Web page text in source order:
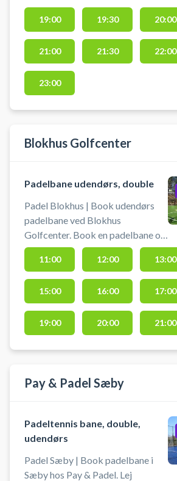
19:00 19:30 20:00
21:00 21:30 22:00
23:00
Blokhus Golfcenter
Padelbane udendørs, double
Padel Blokhus | Book udendørs
padelbane ved Blokhus
Golfcenter. Book en padelbane og
spil padel i Blokhus på
Golfcentrets padelbaner.
Padelbanerne hos Blokhus
Golfcenter er doublebaner. Bats
og bolde kan lejes/købes i pro
shoppen i klubhuset. Gratis
parkering ved booking af
padelbane i Nordjylland hos
11:00 12:00 13:00
15:00 16:00 17:00
19:00 20:00 21:00
Pay & Padel Sæby
Padeltennis bane, double,
udendørs
Padel Sæby | Book padelbane i
Sæby hos Pay & Padel. Lej